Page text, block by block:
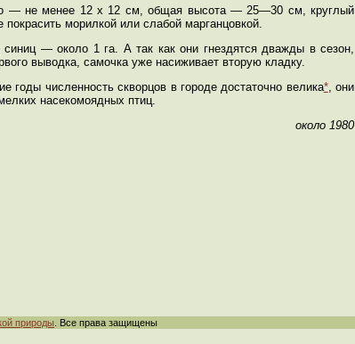
— не менее 12 х 12 см, общая высота — 25—30 см, круглый
морилкой или слабой марганцовкой.
— около 1 га. А так как они гнездятся дважды в сезон,
выводка, самочка уже насиживает вторую кладку.
численность скворцов в городе достаточно велика*, они
насекомоядных птиц.
около 1980
природы . Все права защищены